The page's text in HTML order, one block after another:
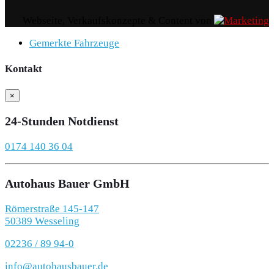
Gemerkte Fahrzeuge
Kontakt
×
24-Stunden Notdienst
0174 140 36 04
Autohaus Bauer GmbH
Römerstraße 145-147
50389 Wesseling
02236 / 89 94-0
info@autohausbauer.de